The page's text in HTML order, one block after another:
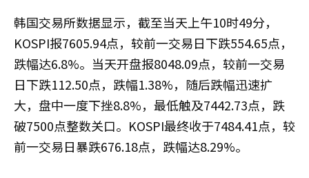
韩国交易所数据显示，截至当天上午10时49分，
KOSPI报7605.94点，较前一交易日下跌554.65点，
跌幅达6.8%。当天开盘报8048.09点，较前一交易
日下跌112.50点，跌幅1.38%，随后跌幅迅速扩
大，盘中一度下挫8.8%，最低触及7442.73点，跌
破7500点整数关口。KOSPI最终收于7484.41点，较
前一交易日暴跌676.18点，跌幅达8.29%。